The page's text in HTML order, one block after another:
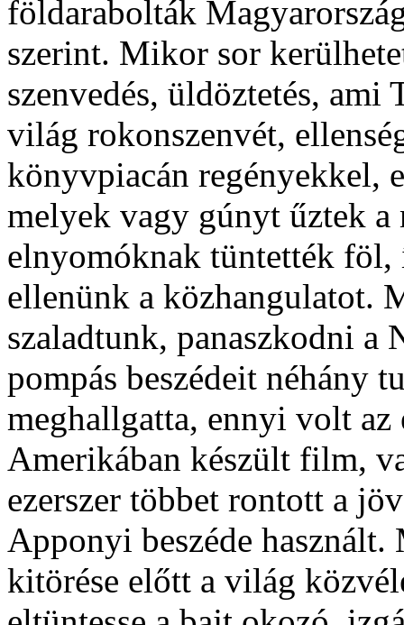
földarabolták
szerint. Mikor sor
szenvedés, üldöztetés,
világ rokonszenvét,
könyvpiacán regényekkel,
melyek vagy gúnyt űztek
elnyomóknak tüntették föl,
ellenünk a közhangulatot.
szaladtunk, panaszkodni a
pompás beszédeit néhány
meghallgatta, ennyi volt az
Amerikában készült film,
ezerszer többet rontott a
Apponyi beszéde
kitörése előtt a világ